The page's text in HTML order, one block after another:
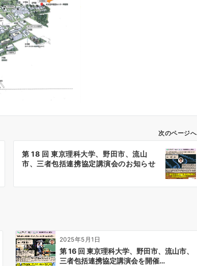
次のページへ
第 18 回 東京理科大学、野田市、流山
市、三者包括連携協定講演会のお知らせ
2025年5月1日
第 16 回 東京理科大学、野田市、流山市、
三者包括連携協定講演会を開催…